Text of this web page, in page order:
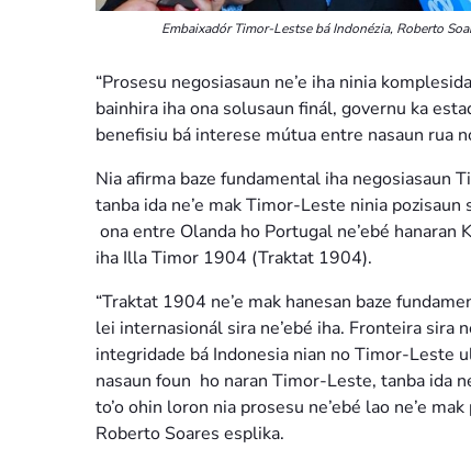
Embaixadór Timor-Lestse bá Indonézia, Roberto
“Prosesu negosiasaun ne’e iha ninia
bainhira iha ona solusaun finál, governu ka
benefisiu bá interese mútua entre nasaun rua
Nia afirma baze fundamental iha negosiasaun
tanba ida ne’e mak Timor-Leste ninia
ona entre Olanda ho Portugal ne’ebé
iha Illa Timor 1904 (Traktat 1904).
“Traktat 1904 ne’e mak hanesan baze
lei internasionál sira ne’ebé iha. Fronteira sira
integridade bá Indonesia nian no Timor-Leste
nasaun foun ho naran Timor-Leste, tanba ida
to’o ohin loron nia prosesu ne’ebé lao ne’e
Roberto Soares esplika.